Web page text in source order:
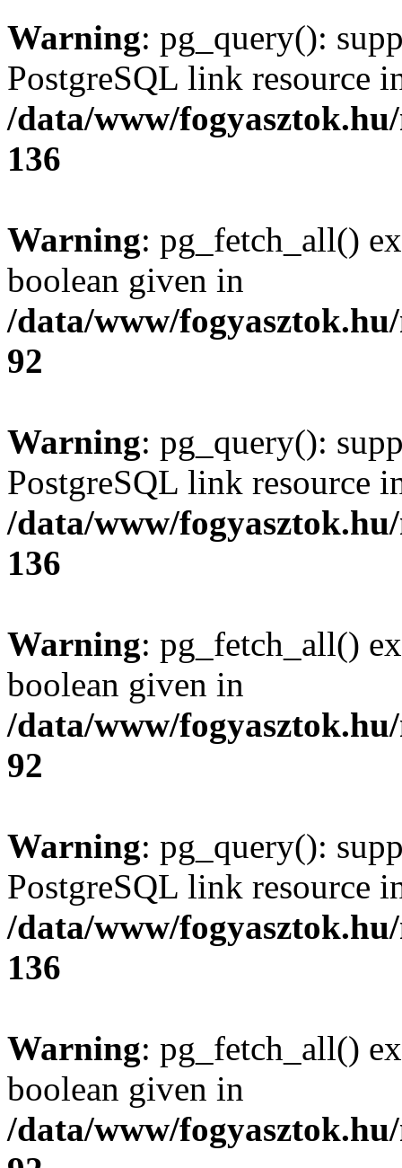
Warning: pg_query():
PostgreSQL link resource
/data/www/
136
Warning: pg_fetch_all()
boolean given in
/data/www/
92
Warning: pg_query():
PostgreSQL link resource
/data/www/
136
Warning: pg_fetch_all()
boolean given in
/data/www/
92
Warning: pg_query():
PostgreSQL link resource
/data/www/
136
Warning: pg_fetch_all()
boolean given in
/data/www/